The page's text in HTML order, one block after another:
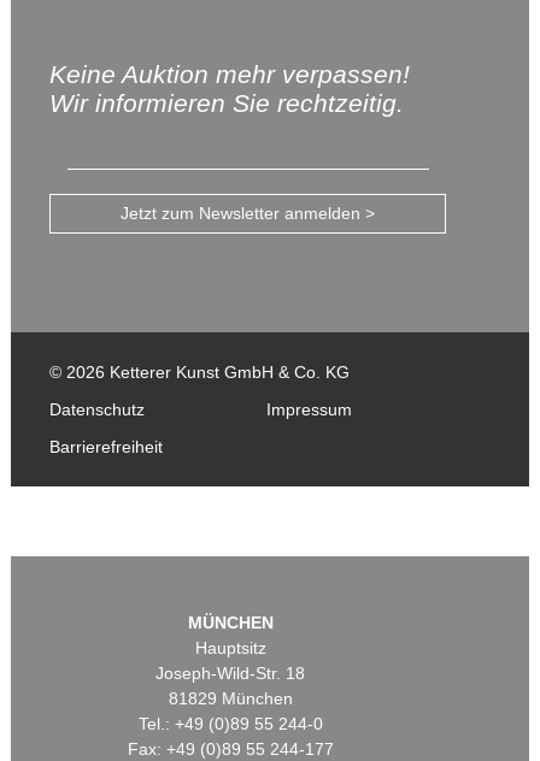
Keine Auktion mehr verpassen!
Wir informieren Sie rechtzeitig.
Jetzt zum Newsletter anmelden >
© 2026 Ketterer Kunst GmbH & Co. KG
Datenschutz
Impressum
Barrierefreiheit
MÜNCHEN
Hauptsitz
Joseph-Wild-Str. 18
81829 München
Tel.: +49 (0)89 55 244-0
Fax: +49 (0)89 55 244-177